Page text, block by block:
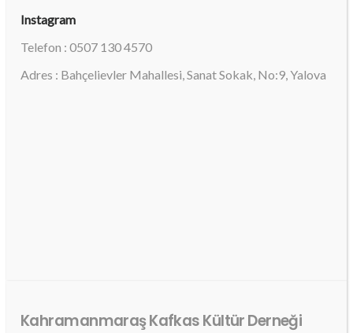
Instagram
Telefon : 0507 130 4570
Adres : Bahçelievler Mahallesi, Sanat Sokak, No:9, Yalova
Kahramanmaraş Kafkas Kültür Derneği